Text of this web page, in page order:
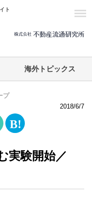
ト
海外トピックス
プ
2018/6/7
実験開始／